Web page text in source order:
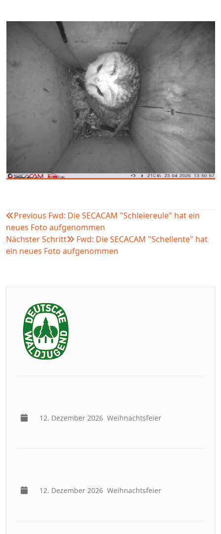
Beitragsnavigation
Previous Fwd: Die SECACAM "Schleiereule" hat ein
neues Foto aufgenommen
Nächster Schritt
Fwd: Die SECACAM "Schellente" hat
ein neues Foto aufgenommen
12. Dezember 2026 Weihnachtsfeier
12. Dezember 2026 Weihnachtsfeier